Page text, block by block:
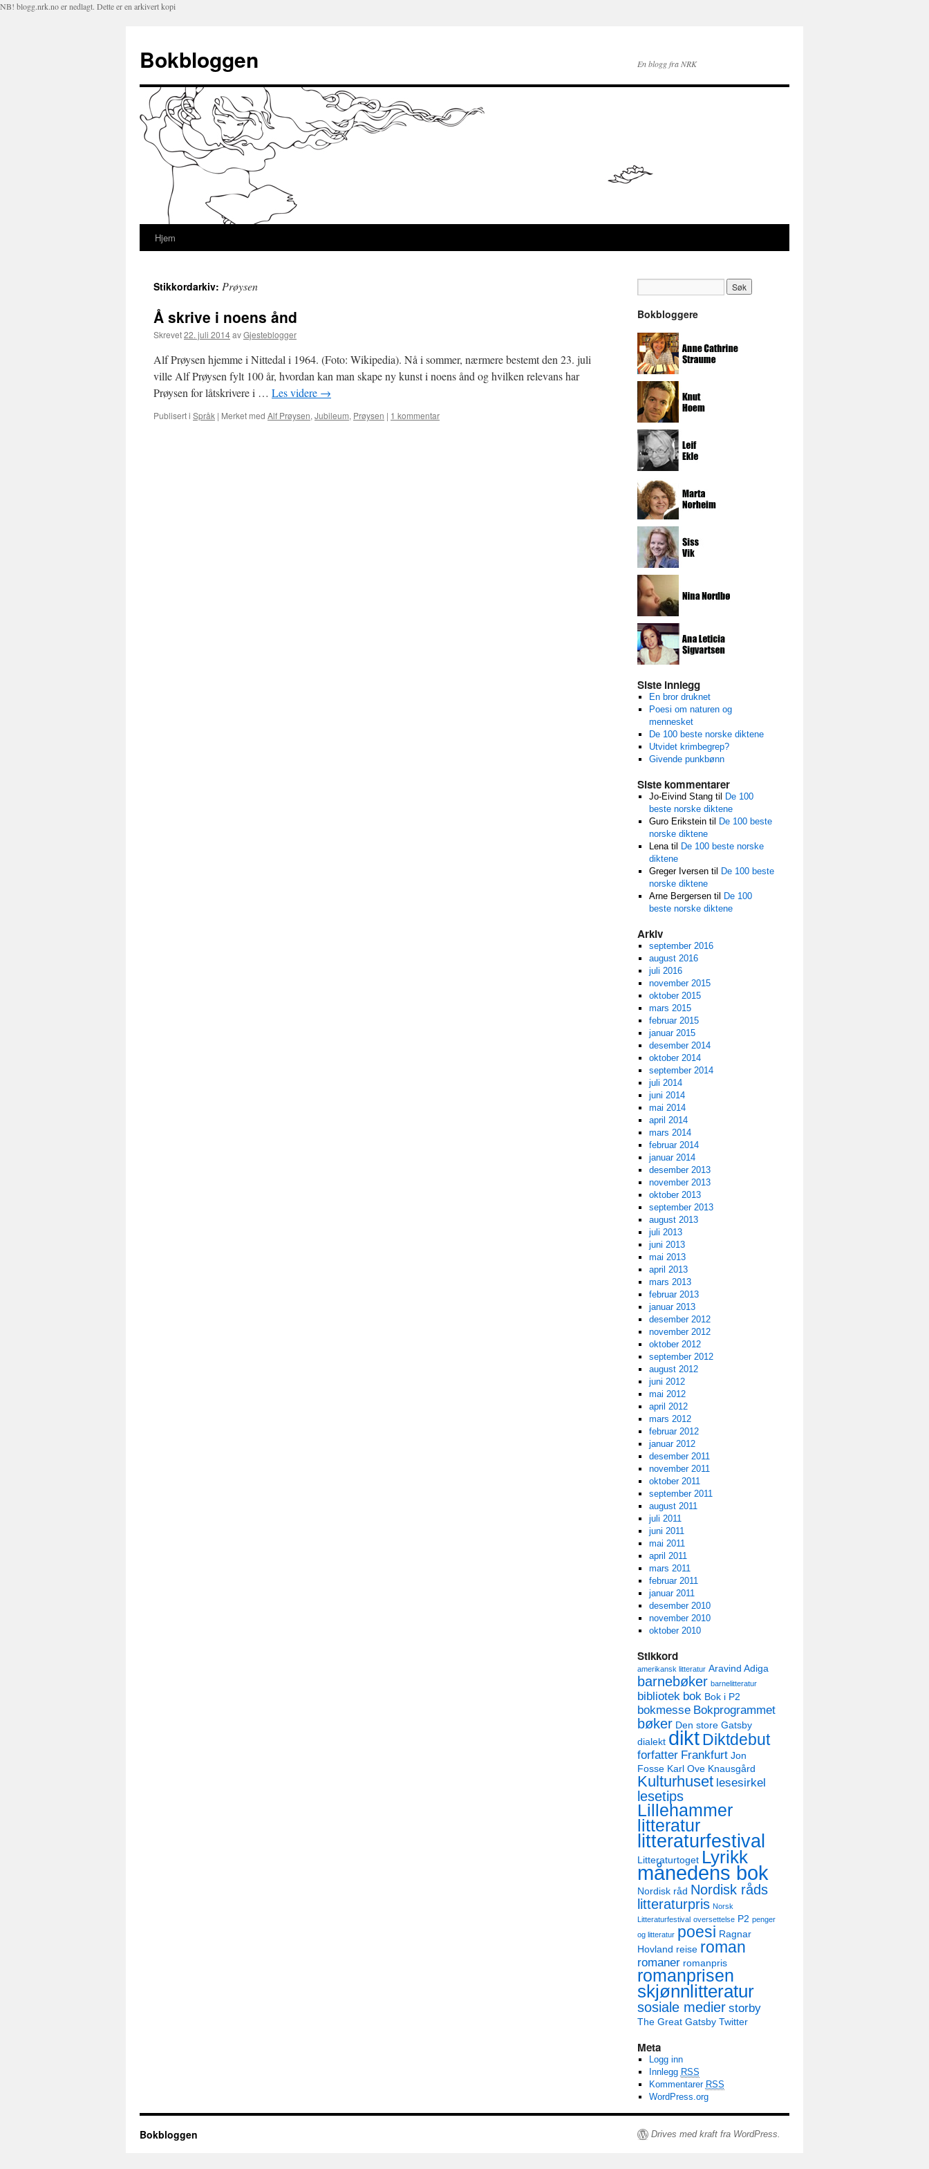
NB! blogg.nrk.no er nedlagt. Dette er en arkivert kopi
Bokbloggen En blogg fra NRK
Hopp
innhold
Hjem
Stikkordarkiv: Prøysen
Å skrive i noens ånd
Skrevet22. juli 2014avGjesteblogger
Alf Prøysen hjemme i Nittedal i 1964. (Foto: Wikipedia). Nå i sommer, nærmere bestemt den 23. juli
ville Alf Prøysen fylt 100 år, hvordan kan man skape ny kunst i noens ånd og hvilken relevans har
Prøysen for låtskrivere i … Les videre →
Publisert i Språk | Merket med Alf Prøysen, Jubileum, Prøysen | 1 kommentar
Bokbloggere
Siste innlegg
En bror druknet
Poesi om naturen og
mennesket
De 100 beste norske diktene
Utvidet krimbegrep?
Givende punkbønn
Siste kommentarer
Jo-Eivind Stangtil
De 100
beste norske diktene
Guro Eriksteintil
De 100 beste
norske diktene
Lenatil
De 100 beste norske
diktene
Greger Iversentil
De 100 beste
norske diktene
Arne Bergersentil
De 100
beste norske diktene
Arkiv
september 2016
august 2016
juli 2016
november 2015
oktober 2015
mars 2015
februar 2015
januar 2015
desember 2014
oktober 2014
september 2014
juli 2014
juni 2014
mai 2014
april 2014
mars 2014
februar 2014
januar 2014
desember 2013
november 2013
oktober 2013
september 2013
august 2013
juli 2013
juni 2013
mai 2013
april 2013
mars 2013
februar 2013
januar 2013
desember 2012
november 2012
oktober 2012
september 2012
august 2012
juni 2012
mai 2012
april 2012
mars 2012
februar 2012
januar 2012
desember 2011
november 2011
oktober 2011
september 2011
august 2011
juli 2011
juni 2011
mai 2011
april 2011
mars 2011
februar 2011
januar 2011
desember 2010
november 2010
oktober 2010
Stikkord
amerikansk litteratur Aravind Adiga
barnebøker barnelitteratur
bibliotek bok Bok i P2
bokmesse Bokprogrammet
bøker Den store Gatsby
dialekt diktDiktdebut
forfatter Frankfurt Jon
Fosse Karl Ove Knausgård
Kulturhuset lesesirkel
lesetips
Lillehammer
litteratur
litteraturfestival
Litteraturtoget Lyrikk
månedens bok
Nordisk råd Nordisk råds
litteraturpris Norsk
Litteraturfestival oversettelse P2 penger
og litteratur poesi Ragnar
Hovland reise roman
romaner romanpris
romanprisen
skjønnlitteratur
sosiale medier storby
The Great Gatsby Twitter
Meta
Logg inn
Innlegg RSS
Kommentarer RSS
WordPress.org
Bokbloggen Drives med kraft fra WordPress.